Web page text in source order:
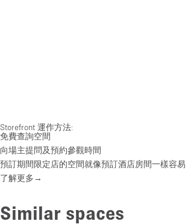
Storefront 運作方法:
免費查詢空間
向場主提問及預約參觀時間
預訂期間限定店的空間就像預訂酒店房間一樣容易
了解更多→
Similar spaces